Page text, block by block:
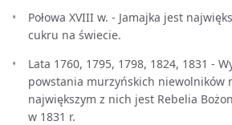
Połowa XVIII w. - Jamajka jest
cukru na świecie.
Lata 1760, 1795, 1798, 1824, 1831 -
powstania murzyńskich niewolników
największym z nich jest Rebelia
w 1831 r.